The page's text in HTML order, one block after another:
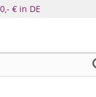
€ in DE